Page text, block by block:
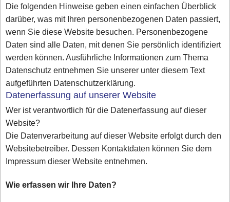
Die folgenden Hinweise geben einen einfachen Überblick
darüber, was mit Ihren personenbezogenen Daten passiert,
wenn Sie diese Website besuchen. Personenbezogene
Daten sind alle Daten, mit denen Sie persönlich identifiziert
werden können. Ausführliche Informationen zum Thema
Datenschutz entnehmen Sie unserer unter diesem Text
aufgeführten Datenschutzerklärung.
Datenerfassung auf unserer Website
Wer ist verantwortlich für die Datenerfassung auf dieser
Website?
Die Datenverarbeitung auf dieser Website erfolgt durch den
Websitebetreiber. Dessen Kontaktdaten können Sie dem
Impressum dieser Website entnehmen.
Wie erfassen wir Ihre Daten?